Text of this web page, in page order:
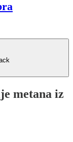
metana iz